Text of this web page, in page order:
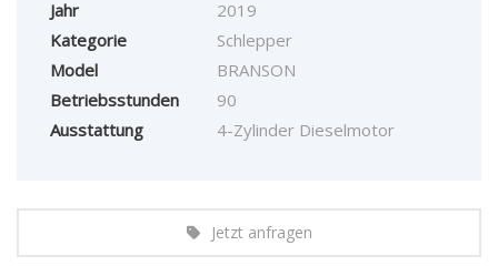
Jahr
2019
Kategorie
Schlepper
Model
BRANSON
Betriebsstunden
90
Ausstattung
4-Zylinder Dieselmotor
Jetzt anfragen